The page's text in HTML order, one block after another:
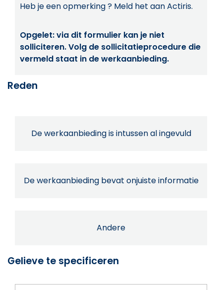
Heb je een opmerking ? Meld het aan Actiris.
Opgelet: via dit formulier kan je niet
solliciteren. Volg de sollicitatieprocedure die
vermeld staat in de werkaanbieding.
Reden
De werkaanbieding is intussen al ingevuld
De werkaanbieding bevat onjuiste informatie
Andere
Gelieve te specificeren